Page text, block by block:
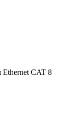
Ethernet CAT 8